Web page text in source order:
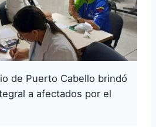
de Puerto Cabello brindó
a afectados por el